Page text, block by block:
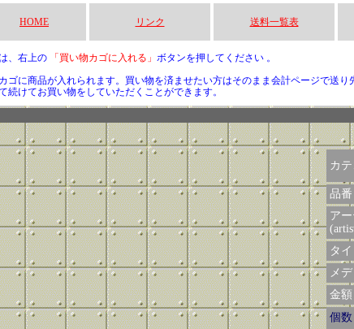
HOME リンク 送料一覧表
、右上の 「買い物カゴに入れる」 ボタンを押してください 。
ゴに商品が入れられます。買い物を済ませたい方はそのまま会計ページで送
続けてお買い物をしていただくことができます。
カ
品番
ア
タ
メ
金額
個数